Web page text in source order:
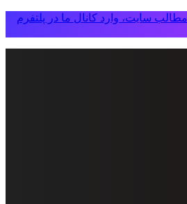
سایت، وارد کانال ما در پلتفرم